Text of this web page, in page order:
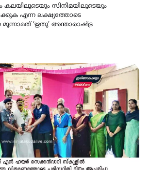
കലയിലൂടെയും സിനിമയിലൂടെയും
എന്ന ലക്ഷ്യത്തോടെ
മൂന്നാമത് ‘ഋതു’ അന്താരാഷ്ട്ര